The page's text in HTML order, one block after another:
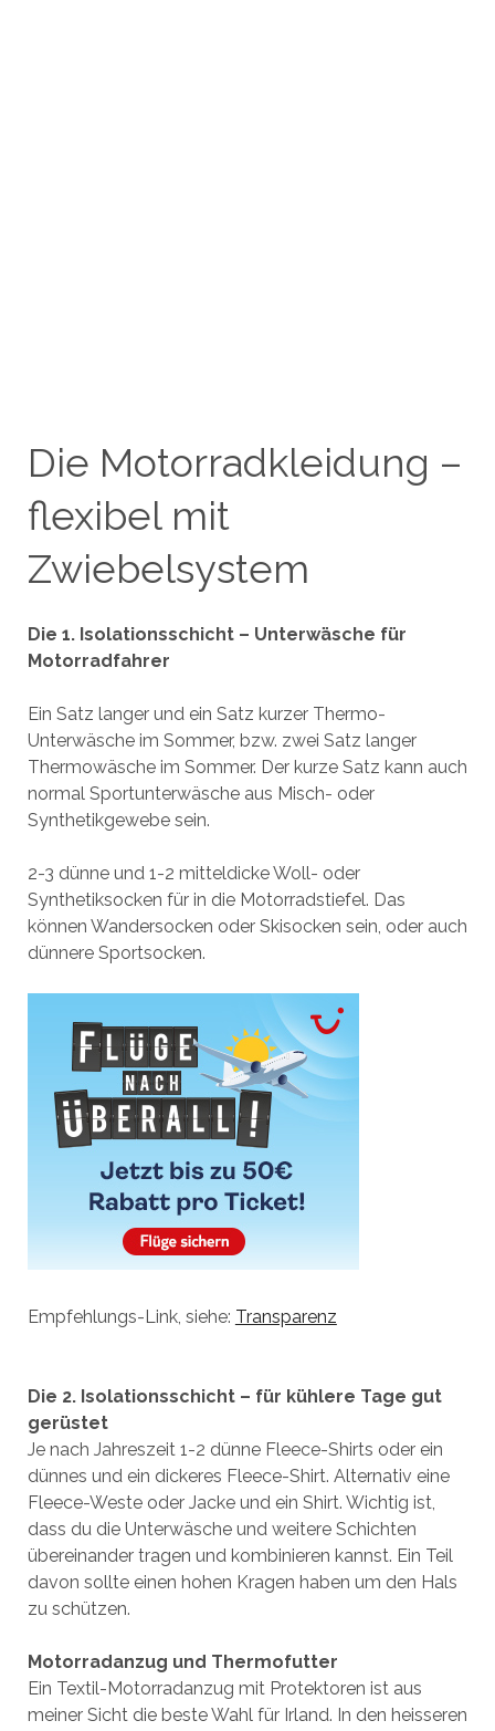
Die Motorradkleidung –
flexibel mit
Zwiebelsystem
Die 1. Isolationsschicht – Unterwäsche für
Motorradfahrer
Ein Satz langer und ein Satz kurzer Thermo-
Unterwäsche im Sommer, bzw. zwei Satz langer
Thermowäsche im Sommer. Der kurze Satz kann auch
normal Sportunterwäsche aus Misch- oder
Synthetikgewebe sein.
2-3 dünne und 1-2 mitteldicke Woll- oder
Synthetiksocken für in die Motorradstiefel. Das
können Wandersocken oder Skisocken sein, oder auch
dünnere Sportsocken.
Empfehlungs-Link, siehe: Transparenz
Die 2. Isolationsschicht – für kühlere Tage gut
gerüstet
Je nach Jahreszeit 1-2 dünne Fleece-Shirts oder ein
dünnes und ein dickeres Fleece-Shirt. Alternativ eine
Fleece-Weste oder Jacke und ein Shirt. Wichtig ist,
dass du die Unterwäsche und weitere Schichten
übereinander tragen und kombinieren kannst. Ein Teil
davon sollte einen hohen Kragen haben um den Hals
zu schützen.
Motorradanzug und Thermofutter
Ein Textil-Motorradanzug mit Protektoren ist aus
meiner Sicht die beste Wahl für Irland. In den heisseren